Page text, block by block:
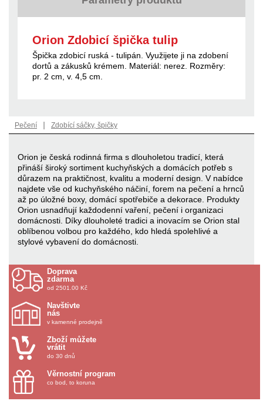
Orion Zdobicí špička tulip
Špička zdobicí ruská - tulipán. Využijete ji na zdobení
dortů a zákusků krémem. Materiál: nerez. Rozměry:
pr. 2 cm, v. 4,5 cm.
Pečení | Zdobící sáčky, špičky
Orion je česká rodinná firma s dlouholetou tradicí, která
přináší široký sortiment kuchyňských a domácích potřeb s
důrazem na praktičnost, kvalitu a moderní design. V nabídce
najdete vše od kuchyňského náčiní, forem na pečení a hrnců
až po úložné boxy, domácí spotřebiče a dekorace. Produkty
Orion usnadňují každodenní vaření, pečení i organizaci
domácnosti. Díky dlouholeté tradici a inovacím se Orion stal
oblíbenou volbou pro každého, kdo hledá spolehlivé a
stylové vybavení do domácnosti.
Doprava
zdarma
od 2501.00 Kč
Navštivte
nás
v kamenné prodejně
Zboží můžete
vrátit
do 30 dnů
Věrnostní program
co bod, to koruna